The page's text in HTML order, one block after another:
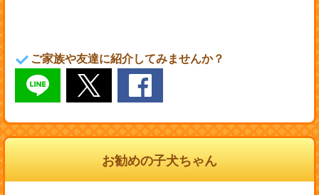
ご家族や友達に紹介してみませんか？
お勧めの子犬ちゃん